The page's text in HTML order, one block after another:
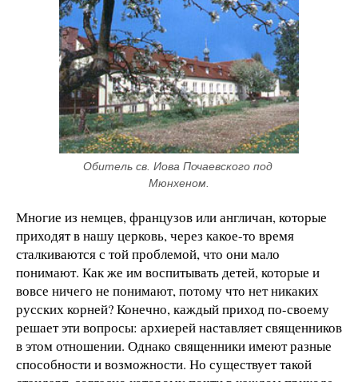
Обитель св. Иова Почаевского под
Мюнхеном.
Многие из немцев, французов или англичан, которые
приходят в нашу церковь, через какое-то время
сталкиваются с той проблемой, что они мало
понимают. Как же им воспитывать детей, которые и
вовсе ничего не понимают, потому что нет никаких
русских корней? Конечно, каждый приход по-своему
решает эти вопросы: архиерей наставляет священников
в этом отношении. Однако священники имеют разные
способности и возможности. Но существует такой